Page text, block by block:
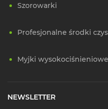
Szorowarki
Profesjonalne środki
Myjki wysokociśnieniowe
NEWSLETTER